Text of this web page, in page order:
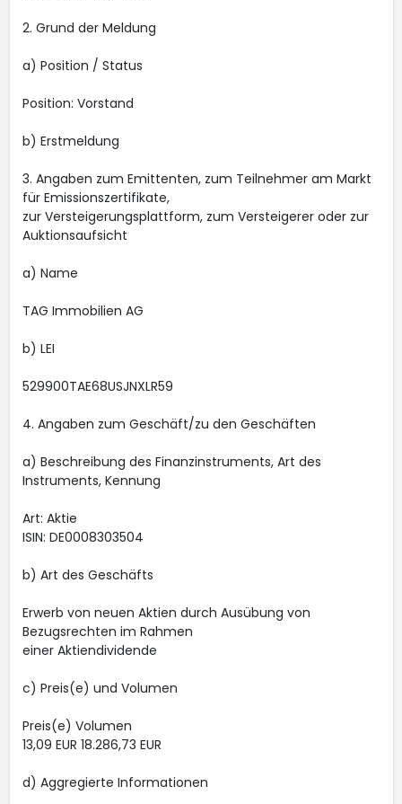
2. Grund der Meldung
a) Position / Status
Position: Vorstand
b) Erstmeldung
3. Angaben zum Emittenten, zum Teilnehmer am Markt
für Emissionszertifikate,
zur Versteigerungsplattform, zum Versteigerer oder zur
Auktionsaufsicht
a) Name
TAG Immobilien AG
b) LEI
529900TAE68USJNXLR59
4. Angaben zum Geschäft/zu den Geschäften
a) Beschreibung des Finanzinstruments, Art des
Instruments, Kennung
Art: Aktie
ISIN: DE0008303504
b) Art des Geschäfts
Erwerb von neuen Aktien durch Ausübung von
Bezugsrechten im Rahmen
einer Aktiendividende
c) Preis(e) und Volumen
Preis(e) Volumen
13,09 EUR 18.286,73 EUR
d) Aggregierte Informationen